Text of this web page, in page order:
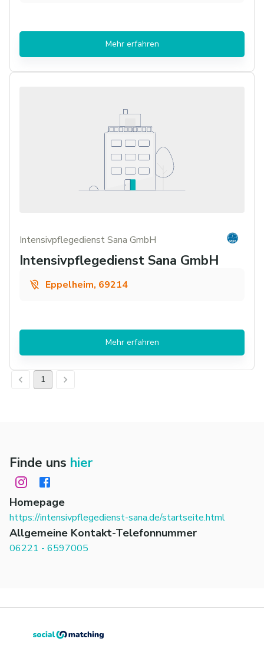
Mehr erfahren
Intensivpflegedienst Sana GmbH
Intensivpflegedienst Sana GmbH
Eppelheim, 69214
Mehr erfahren
1
Finde uns hier
Homepage
https://intensivpflegedienst-sana.de/startseite.html
Allgemeine Kontakt-Telefonnummer
06221 - 6597005